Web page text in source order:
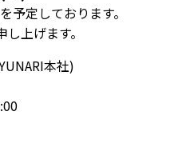
予定しております。
上げます。
本社)